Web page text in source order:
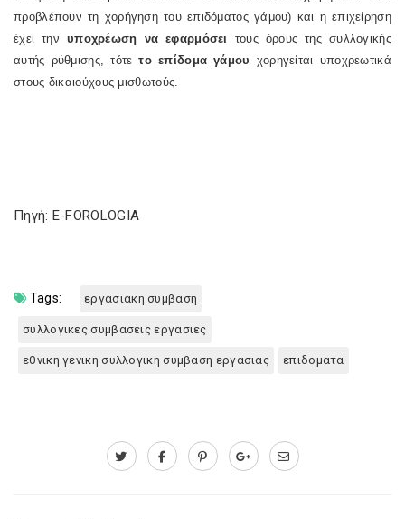
προβλέπουν τη χορήγηση του επιδόματος γάμου) και η επιχείρηση
έχει την υποχρέωση να εφαρμόσει
τους όρους της συλλογικής
αυτής ρύθμισης, τότε το επίδομα γάμου χορηγείται υποχρεωτικά
στους δικαιούχους μισθωτούς.
Πηγή: E-FOROLOGIA
Tags: εργασιακη συμβαση
συλλογικες συμβασεις εργασιες
εθνικη γενικη συλλογικη συμβαση εργασιας επιδοματα